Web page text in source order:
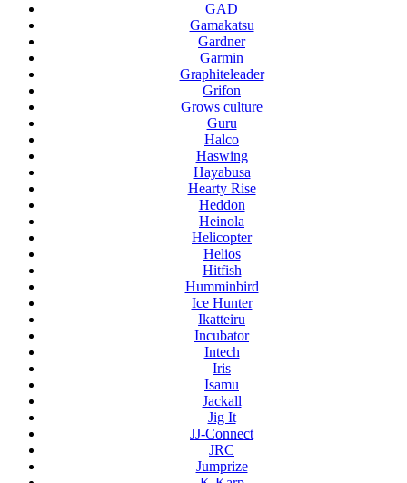
GAD
Gamakatsu
Gardner
Garmin
Graphiteleader
Grifon
Grows culture
Guru
Halco
Haswing
Hayabusa
Hearty Rise
Heddon
Heinola
Helicopter
Helios
Hitfish
Humminbird
Ice Hunter
Ikatteiru
Incubator
Intech
Iris
Isamu
Jackall
Jig It
JJ-Connect
JRC
Jumprize